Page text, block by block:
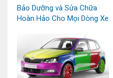
Bảo Dưỡng và Sửa Chữa
Hoàn Hảo Cho Mọi Dòng Xe